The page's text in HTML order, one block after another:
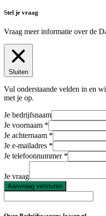
Stel je vraag
Vraag meer informatie over de
Sluiten
Vul onderstaande velden in en
met je op.
Je bedrijfsnaam
Je voornaam
Je achternaam
Je e-mailadres
Je telefoonnummer
Je vraag
Aanvraag versturen